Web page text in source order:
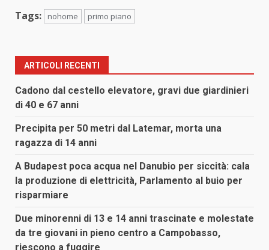
Tags: nohome primo piano
ARTICOLI RECENTI
Cadono dal cestello elevatore, gravi due giardinieri
di 40 e 67 anni
Precipita per 50 metri dal Latemar, morta una
ragazza di 14 anni
A Budapest poca acqua nel Danubio per siccità: cala
la produzione di elettricità, Parlamento al buio per
risparmiare
Due minorenni di 13 e 14 anni trascinate e molestate
da tre giovani in pieno centro a Campobasso,
riescono a fuggire